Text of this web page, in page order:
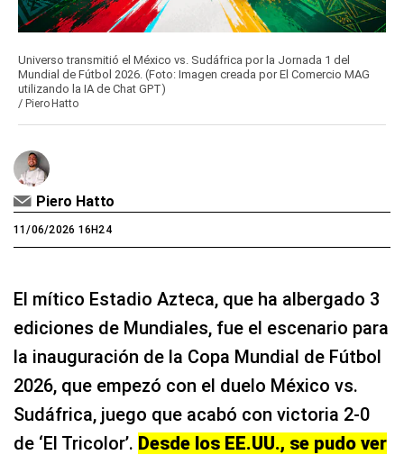
Universo transmitió el México vs. Sudáfrica por la Jornada 1 del
Mundial de Fútbol 2026. (Foto: Imagen creada por El Comercio MAG
utilizando la IA de Chat GPT)
/ Piero Hatto
Piero Hatto
11/06/2026 16H24
El mítico Estadio Azteca, que ha albergado 3
ediciones de Mundiales, fue el escenario para
la inauguración de la Copa Mundial de Fútbol
2026, que empezó con el duelo México vs.
Sudáfrica, juego que acabó con victoria 2-0
de ‘El Tricolor’. Desde los EE.UU., se pudo ver